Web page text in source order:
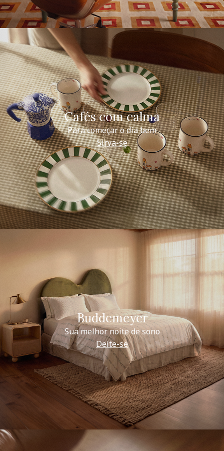
Cafés com calma
Para começar o dia bem
Sirva-se
Buddemeyer
Sua melhor noite de sono
Deite-se